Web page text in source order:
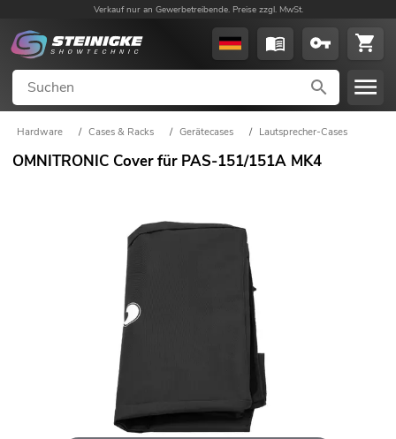
Verkauf nur an Gewerbetreibende. Preise zzgl. MwSt.
Hardware / Cases & Racks / Gerätecases / Lautsprecher-Cases
OMNITRONIC Cover für PAS-151/151A MK4